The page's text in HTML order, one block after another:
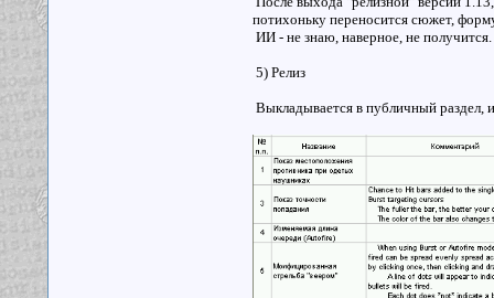
потихоньку переносится сюжет,
ИИ - не знаю, наверное, не
5) Релиз
Выкладывается в публичный